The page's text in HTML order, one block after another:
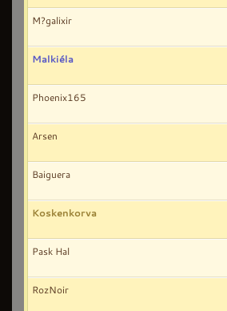
M?galixir
Malkiéla
Phoenix165
Arsen
Baiguera
Koskenkorva
Pask Hal
RozNoir